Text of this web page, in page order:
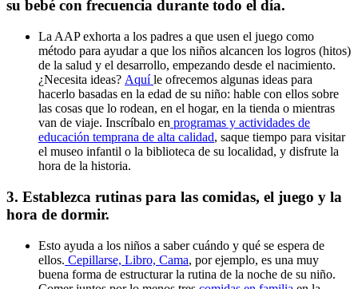
su bebé con frecuencia durante todo el día.
La AAP exhorta a los padres a que usen el juego como
método para ayudar a que los niños alcancen los logros (hitos)
de la salud y el desarrollo, empezando desde el nacimiento.
¿Necesita ideas? Aquí le ofrecemos algunas ideas para
hacerlo basadas en la edad de su niño: hable con ellos sobre
las cosas que lo rodean, en el hogar, en la tienda o mientras
van de viaje. Inscríbalo en programas y actividades de
educación temprana de alta calidad, saque tiempo para visitar
el museo infantil o la biblioteca de su localidad, y disfrute la
hora de la historia.
3. Establezca rutinas para las comidas, el juego y la
hora de dormir.
Esto ayuda a los niños a saber cuándo y qué se espera de
ellos. Cepillarse, Libro, Cama, por ejemplo, es una muy
buena forma de estructurar la rutina de la noche de su niño.